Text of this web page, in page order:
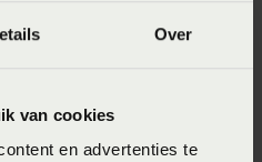
Over
van cookies
en advertenties te
drinken. Het is dus helaas
niet dat het niet helpt.
maken. Blijf dus vooral